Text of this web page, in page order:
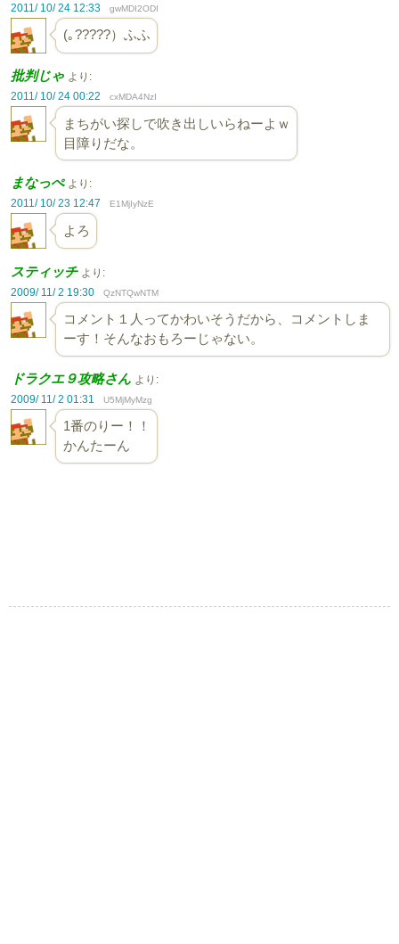
2011/ 10/ 24 12:33
gwMDI2ODI
(｡?????）ふふ
批判じゃ より:
2011/ 10/ 24 00:22
cxMDA4NzI
まちがい探しで吹き出しいらねーよｗ
目障りだな。
まなっぺ より:
2011/ 10/ 23 12:47
E1MjIyNzE
よろ
スティッチ より:
2009/ 11/ 2 19:30
QzNTQwNTM
コメント１人ってかわいそうだから、コメントしま
ーす！そんなおもろーじゃない。
ドラクエ９攻略さん より:
2009/ 11/ 2 01:31
U5MjMyMzg
1番のりー！！
かんたーん